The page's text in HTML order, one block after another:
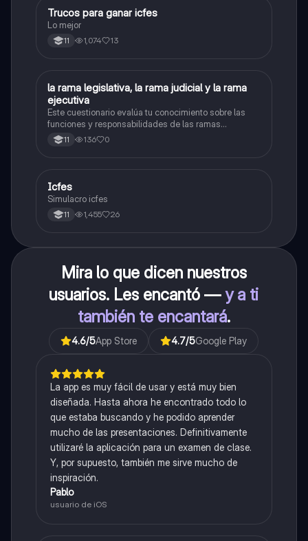
Química
Trucos para ganar icfes
Lo mejor
11 1,074 13
LSociales/Historia
la rama legislativa, la rama judicial y la rama
ejecutiva
Este cuestionario evalúa tu conocimiento sobre las
funciones y responsabilidades de las ramas
legislativa, judicial y ejecutiva.
11 136 0
ICFES: Sociales y Ciudadanas
Icfes
Simulacro icfes
11 1,455 26
Mira lo que dicen nuestros
usuarios. Les encantó —y a ti
también te encantará.
4.6/5App Store 4.7/5Google Play
La app es muy fácil de usar y está muy bien
diseñada. Hasta ahora he encontrado todo lo
que estaba buscando y he podido aprender
mucho de las presentaciones. Definitivamente
utilizaré la aplicación para un examen de clase.
Y, por supuesto, también me sirve mucho de
inspiración.
Pablo
usuario de iOS